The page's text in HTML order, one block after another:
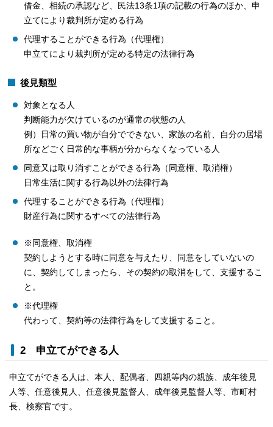
借金、相続の承認など、民法13条1項の記載の行為のほか、申
立てにより裁判所が定める行為
代理することができる行為（代理権）
申立てにより裁判所が定める特定の法律行為
後見類型
対象となる人
判断能力が欠けているのが通常の状態の人
例）日常の買い物が自分でできない、家族の名前、自分の居場
所などごく日常的な事柄が分からなくなっている人
同意又は取り消すことができる行為（同意権、取消権）
日常生活に関する行為以外の法律行為
代理することができる行為（代理権）
財産行為に関するすべての法律行為
※同意権、取消権
契約しようとする時に同意を与えたり、同意をしていないの
に、契約してしまったら、その契約の取消をして、支援するこ
と。
※代理権
代わって、契約等の法律行為をして支援すること。
2 申立てができる人
申立てができる人は、本人、配偶者、四親等内の親族、成年後見
人等、任意後見人、任意後見監督人、成年後見監督人等、市町村
長、検察官です。